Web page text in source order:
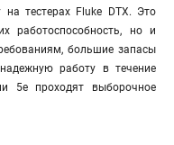
на тестерах Fluke DTX. Это
работоспособность, но и
большие запасы
работу в течение
5е проходят выборочное